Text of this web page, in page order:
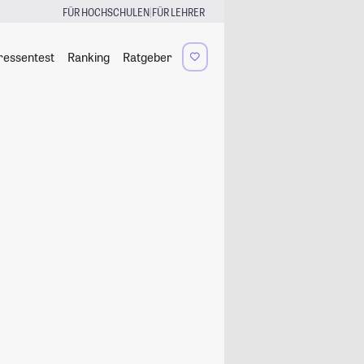
FÜR HOCHSCHULEN|FÜR LEHRER
Ranking Ratgeber